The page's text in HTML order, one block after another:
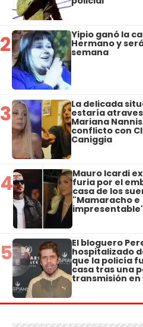
2 Yipio ganó la
Hermano y
semana
3 La delicada
estaría
Mariana
conflicto con
Caniggia
4 Mauro Icardi
furia por el
casa de los
"Mamaracho e
5 El bloguero
hospitalizado
que la policía
casa tras una
transmisión en